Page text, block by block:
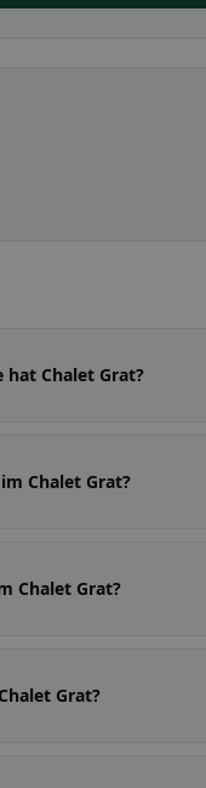
hat Chalet Grat?
Chalet Grat?
Chalet Grat?
Grat?